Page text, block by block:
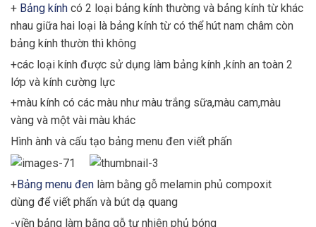
+ Bảng kính có 2 loại bảng kính thường và bảng kính từ khác
nhau giữa hai loại là bảng kính từ có thể hút nam châm còn
bảng kính thườn thì không
+các loại kính được sử dụng làm bảng kính ,kính an toàn 2
lớp và kính cường lực
+màu kính có các màu như màu trắng sữa,màu cam,màu
vàng và một vài màu khác
Hình ành và cấu tạo bảng menu đen viết phấn
+Bảng menu đen làm bằng gỗ melamin phủ compoxit
dùng để viết phấn và bút dạ quang
-viền bảng làm bằng gỗ tự nhiên phủ bóng